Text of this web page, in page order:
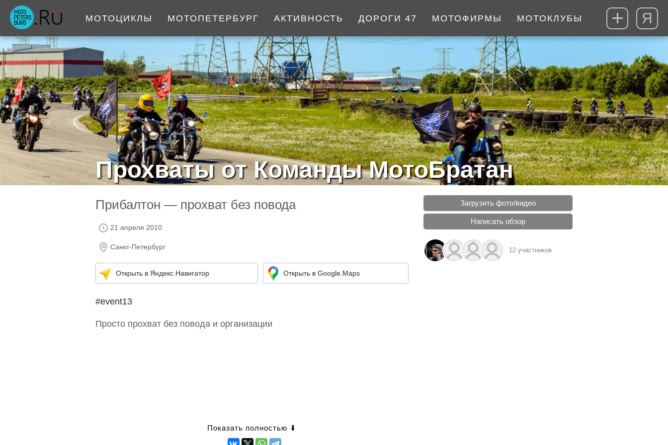
Я
ДОРОГИ 47 МОТОФИРМЫ
МОТОЦИКЛЫ МОТОПЕТЕРБУРГ АКТИВНОСТЬ МОТОКЛУБЫ
Прохваты от Команды МотоБратан
Загрузить фото/видео
Написать обзор
12 участников
Прибалтон — прохват без повода
21 апреля 2010
Санкт-Петербург
Открыть в Яндекс.Навигатор Открыть в Google.Maps
#event13
Просто прохват без повода и организации